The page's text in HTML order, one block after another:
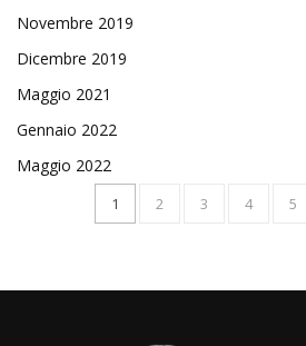
Novembre 2019
Dicembre 2019
Maggio 2021
Gennaio 2022
Maggio 2022
1 2 3 4 5